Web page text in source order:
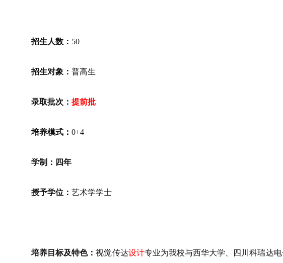
招生人数： 50
招生对象： 普高生
录取批次： 提前批
培养模式： 0+4
学制：四年
授予学位： 艺术学学士
培养目标及特色：视觉传达设计专业为我校与西华大学、四川科瑞达